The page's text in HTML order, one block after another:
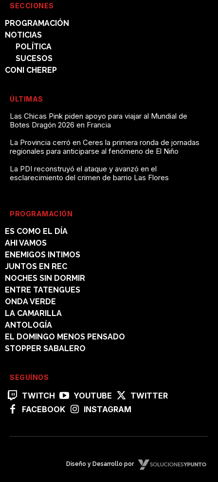
SECCIONES
PROGRAMACIÓN
NOTICIAS
POLÍTICA
SUCESOS
CONI CHEREP
ÚLTIMAS
Las Chicas Pink piden apoyo para viajar al Mundial de
Botes Dragón 2026 en Francia
La Provincia cerró en Ceres la primera ronda de jornadas
regionales para anticiparse al fenómeno de El Niño
La PDI reconstruyó el ataque y avanzó en el
esclarecimiento del crimen de barrio Las Flores
PROGRAMACIÓN
ES COMO EL DÍA
AHI VAMOS
ENEMIGOS INTIMOS
JUNTOS EN REC
NOCHES SIN DORMIR
ENTRE TATENGUES
ONDA VERDE
LA CAMARILLA
ANTOLOGÍA
EL DOMINGO MENOS PENSADO
STOPPER SABALERO
SEGUÍNOS
TWITCH YOUTUBE
TWITTER
FACEBOOK
INSTAGRAM
Diseño y Desarrollo por